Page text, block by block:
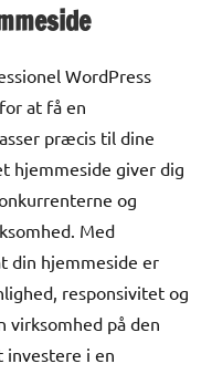
WordPress
at få en
præcis til dine
hjemmeside giver dig
og
Med
din hjemmeside er
responsivitet og
på den
investere i en